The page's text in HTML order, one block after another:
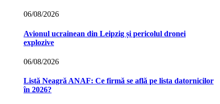
06/08/2026
Avionul ucrainean din Leipzig și pericolul dronei
explozive
06/08/2026
Listă Neagră ANAF: Ce firmă se află pe lista datornicilor
în 2026?